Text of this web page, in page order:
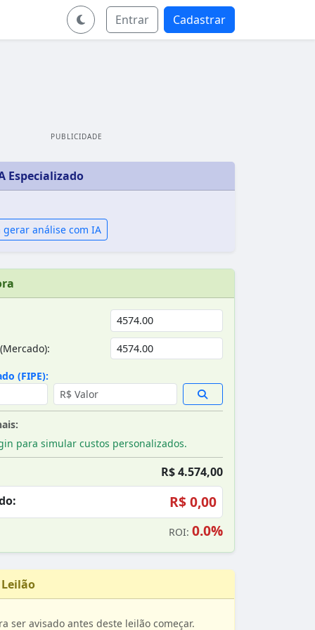
Entrar Cadastrar
PUBLICIDADE
Especializado
análise com IA
(FIPE):
para simular custos personalizados.
R$ 4.574,00
R$ 0,00
ROI: 0.0%
ser avisado antes deste leilão começar.